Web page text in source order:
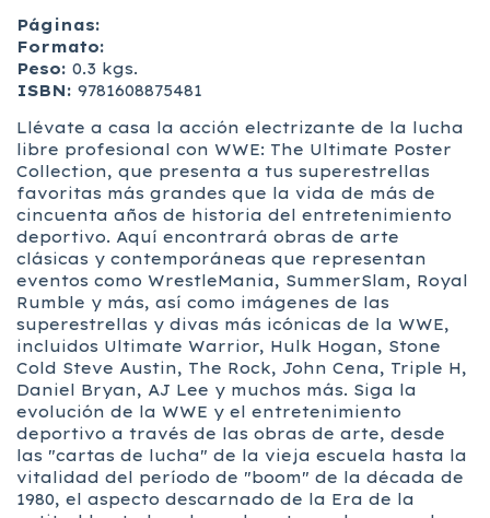
Páginas:
Formato:
Peso: 0.3 kgs.
ISBN: 9781608875481
Llévate a casa la acción electrizante de la lucha
libre profesional con WWE: The Ultimate Poster
Collection, que presenta a tus superestrellas
favoritas más grandes que la vida de más de
cincuenta años de historia del entretenimiento
deportivo. Aquí encontrará obras de arte
clásicas y contemporáneas que representan
eventos como WrestleMania, SummerSlam, Royal
Rumble y más, así como imágenes de las
superestrellas y divas más icónicas de la WWE,
incluidos Ultimate Warrior, Hulk Hogan, Stone
Cold Steve Austin, The Rock, John Cena, Triple H,
Daniel Bryan, AJ Lee y muchos más. Siga la
evolución de la WWE y el entretenimiento
deportivo a través de las obras de arte, desde
las "cartas de lucha" de la vieja escuela hasta la
vitalidad del período de "boom" de la década de
1980, el aspecto descarnado de la Era de la